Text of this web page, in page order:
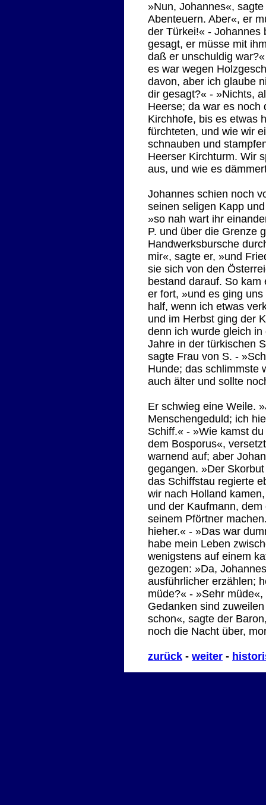
»Nun, Johannes«,
Abenteuern. Aber«, er
der Türkei!« - Johannes
gesagt, er müsse mit
daß er unschuldig
es war wegen
davon, aber ich glaube
dir gesagt?« - »Nichts,
Heerse; da war es noch
Kirchhofe, bis es etwas
fürchteten, und wie wir
schnauben und
Heerser Kirchturm. Wir
aus, und wie es
Johannes schien noch
seinen seligen Kapp
»so nah wart ihr
P. und über die Grenze
Handwerksbursche
mir«, sagte er, »und
sie sich von den
bestand darauf. So
er fort, »und es ging
half, wenn ich etwas
und im Herbst ging der
denn ich wurde gleich
Jahre in der türkischen
sagte Frau von S. -
Hunde; das schlimmste
auch älter und sollte
Er schwieg eine Weile.
Menschengeduld; ich
Schiff.« - »Wie kamst
dem Bosporus«,
warnend auf; aber
gegangen. »Der
das Schiffstau regierte
wir nach Holland
und der Kaufmann,
seinem Pförtner
hieher.« - »Das war
habe mein Leben
wenigstens auf einem
gezogen: »Da,
ausführlicher erzählen;
müde?« - »Sehr
Gedanken sind
schon«, sagte der
noch die Nacht über,
zurück - weiter -